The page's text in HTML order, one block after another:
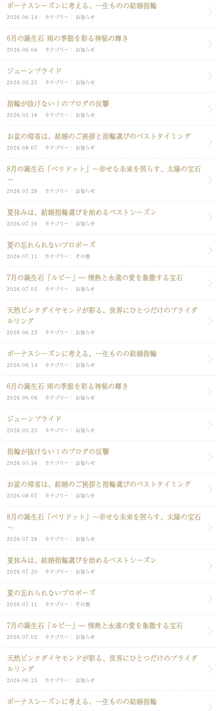
ボーナスシーズンに考える、一生ものの結婚指輪
2026.06.14 カテゴリー お知らせ
6月の誕生石 雨の季節を彩る神秘の輝き
2026.06.06 カテゴリー お知らせ
ジューンブライド
2026.05.25 カテゴリー お知らせ
指輪が抜けない！のブログの反響
2026.05.16 カテゴリー お知らせ
お盆の帰省は、結婚のご挨拶と指輪選びのベストタイミング
2026.08.07 カテゴリー お知らせ
8月の誕生石「ペリドット」～幸せな未来を照らす、太陽の宝石
～
2026.07.28 カテゴリー お知らせ
夏休みは、結婚指輪選びを始めるベストシーズン
2026.07.20 カテゴリー お知らせ
夏の忘れられないプロポーズ
2026.07.11 カテゴリー その他
7月の誕生石「ルビー」― 情熱と永遠の愛を象徴する宝石
2026.07.02 カテゴリー お知らせ
天然ピンクダイヤモンドが彩る、世界にひとつだけのブライダ
ルリング
2026.06.23 カテゴリー お知らせ
ボーナスシーズンに考える、一生ものの結婚指輪
2026.06.14 カテゴリー お知らせ
6月の誕生石 雨の季節を彩る神秘の輝き
2026.06.06 カテゴリー お知らせ
ジューンブライド
2026.05.25 カテゴリー お知らせ
指輪が抜けない！のブログの反響
2026.05.16 カテゴリー お知らせ
お盆の帰省は、結婚のご挨拶と指輪選びのベストタイミング
2026.08.07 カテゴリー お知らせ
8月の誕生石「ペリドット」～幸せな未来を照らす、太陽の宝石
～
2026.07.28 カテゴリー お知らせ
夏休みは、結婚指輪選びを始めるベストシーズン
2026.07.20 カテゴリー お知らせ
夏の忘れられないプロポーズ
2026.07.11 カテゴリー その他
7月の誕生石「ルビー」― 情熱と永遠の愛を象徴する宝石
2026.07.02 カテゴリー お知らせ
天然ピンクダイヤモンドが彩る、世界にひとつだけのブライダ
ルリング
2026.06.23 カテゴリー お知らせ
ボーナスシーズンに考える、一生ものの結婚指輪